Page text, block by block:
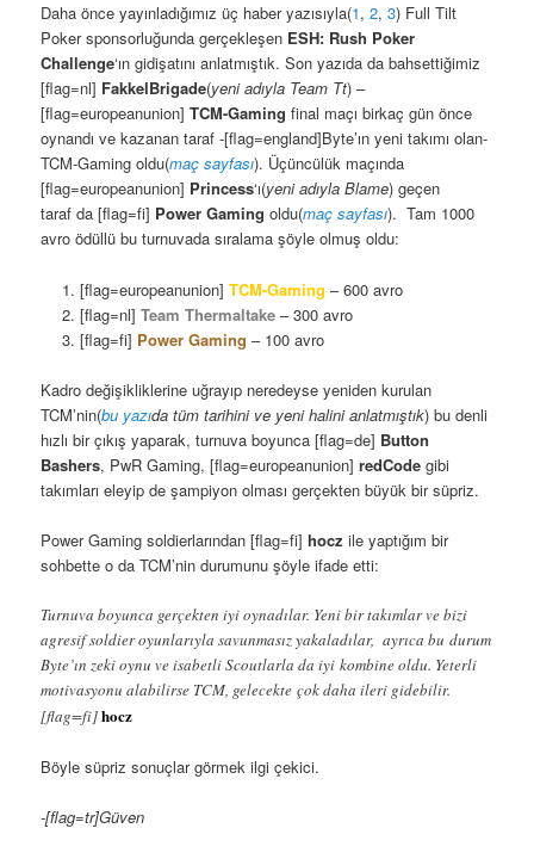
Daha önce yayınladığımız üç haber yazısıyla(1,2,3) Full Tilt
Poker sponsorluğunda gerçekleşen ESH: Rush Poker
Challenge‘ın gidişatını anlatmıştık. Son yazıda da bahsettiğimiz
[flag=nl] FakkelBrigade(yeni adıyla Team Tt) –
[flag=europeanunion]TCM-Gamingfinal maçı birkaç gün önce
oynandı ve kazanan taraf -[flag=england]Byte’ın yeni takımı olan-
TCM-Gaming oldu(maç sayfası). Üçüncülük maçında
[flag=europeanunion] Princess‘ı(yeni adıyla Blame) geçen
taraf da [flag=fi] Power Gamingoldu(maç sayfası). Tam 1000
avro ödüllü bu turnuvada sıralama şöyle olmuş oldu:
[flag=europeanunion] TCM-Gaming – 600 avro
[flag=nl] Team Thermaltake – 300 avro
[flag=fi] Power Gaming – 100 avro
Kadro değişikliklerine uğrayıp neredeyse yeniden kurulan
TCM’nin(bu yazıda tüm tarihini ve yeni halini anlatmıştık) bu denli
hızlı bir çıkış yaparak, turnuva boyunca [flag=de] Button
Bashers, PwR Gaming, [flag=europeanunion]redCode gibi
takımları eleyip de şampiyon olması gerçekten büyük bir süpriz.
Power Gaming soldierlarından [flag=fi]hocz ile yaptığım bir
sohbette o da TCM’nin durumunu şöyle ifade etti:
Turnuva boyunca gerçekten iyi oynadılar. Yeni bir takımlar ve bizi
agresif soldier oyunlarıyla savunmasız yakaladılar, ayrıca bu durum
Byte’ın zeki oynu ve isabetli Scoutlarla da iyi kombine oldu. Yeterli
motivasyonu alabilirse TCM, gelecekte çok daha ileri gidebilir.
[flag=fi]hocz
Böyle süpriz sonuçlar görmek ilgi çekici.
-[flag=tr]Güven